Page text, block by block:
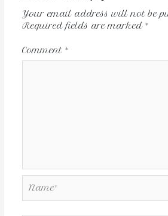
Your email address will not be
Required fields are marked *
Comment *